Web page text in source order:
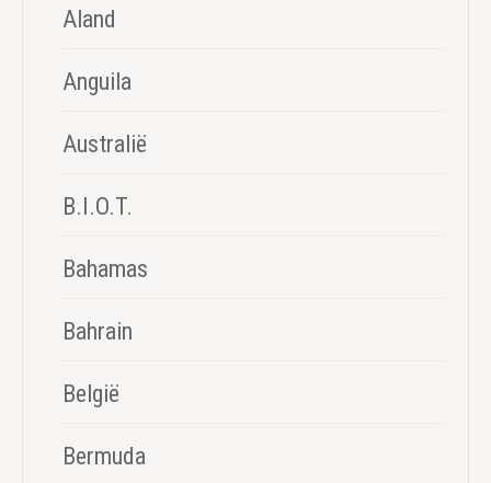
Aland
Anguila
Australië
B.I.O.T.
Bahamas
Bahrain
België
Bermuda